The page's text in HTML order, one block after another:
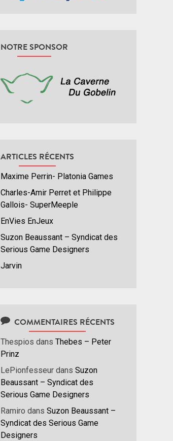
NOTRE SPONSOR
ARTICLES RÉCENTS
Maxime Perrin- Platonia Games
Charles-Amir Perret et Philippe
Gallois- SuperMeeple
EnVies EnJeux
Suzon Beaussant – Syndicat des
Serious Game Designers
Jarvin
COMMENTAIRES RÉCENTS
Thespios dans Thebes – Peter
Prinz
LePionfesseur dans Suzon
Beaussant – Syndicat des
Serious Game Designers
Ramiro dans Suzon Beaussant –
Syndicat des Serious Game
Designers